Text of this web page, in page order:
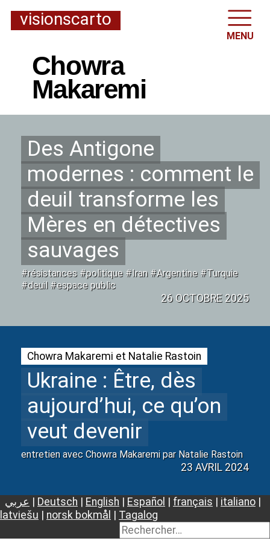
visionscarto
MENU
Chowra
Makaremi
Des Antigone
modernes : comment le
deuil transforme les
Mères en détectives
sauvages
#résistances #politique #Iran #Argentine #Turquie
#deuil #espace public
26 OCTOBRE 2025
Chowra Makaremi et Natalie Rastoin
Ukraine : Être, dès
aujourd’hui, ce qu’on
veut devenir
entretien avec Chowra Makaremi par Natalie Rastoin
23 AVRIL 2024
عربي | Deutsch | English | Español | français | italiano |
latviešu | norsk bokmål | Tagalog